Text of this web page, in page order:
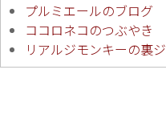
プルミエールのブログ
ココロネコのつぶやき
リアルジモンキーの裏